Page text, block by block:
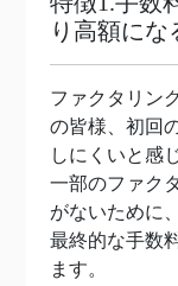
り高額にな
ファクタリン
の皆様、初回
しにくいと感
一部のファク
がないために
最終的な手数
ます。